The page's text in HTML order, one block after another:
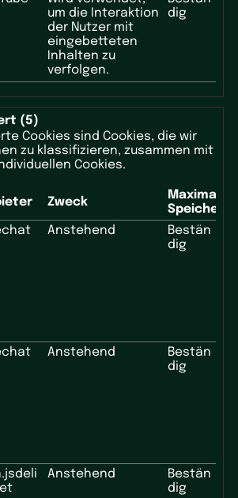
um die Interaktion
der Nutzer mit
eingebetteten
Inhalten zu
verfolgen.
dig
(5)
Cookies sind Cookies, die wir
zu klassifizieren, zusammen mit
Cookies.
Zweck
Maximale
Anstehend
Bestän
dig
Anstehend
Bestän
dig
Anstehend
Bestän
dig